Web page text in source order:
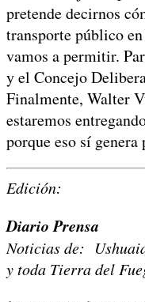
pretende decirnos
transporte público
vamos a permitir.
y el Concejo
Finalmente, Walter
estaremos
porque eso sí
Edición:
Diario Prensa
Noticias de:
y toda Tierra del